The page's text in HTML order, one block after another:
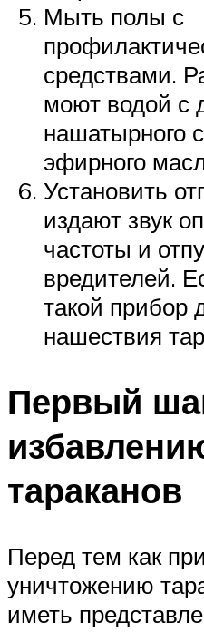
Мыть полы с
средствами.
моют водой с
нашатырного
эфирного
Установить
издают звук
частоты и
вредителей.
такой прибор
нашествия
Первый
тараканов
Перед тем как
уничтожению
иметь